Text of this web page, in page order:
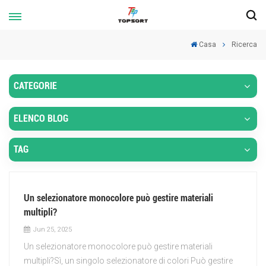
Casa Ricerca
CATEGORIE
ELENCO BLOG
TAG
Un selezionatore monocolore può gestire materiali
multipli?
Jun 25, 2025
Un selezionatore monocolore può gestire materiali
multipli?Sì, un singolo selezionatore di colori Può gestire